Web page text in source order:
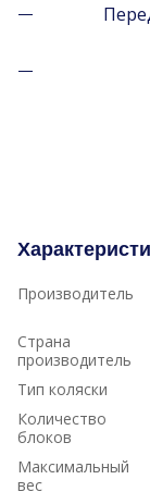
Производитель
Страна
производитель
Тип коляски
Количество
блоков
Максимальный
вес